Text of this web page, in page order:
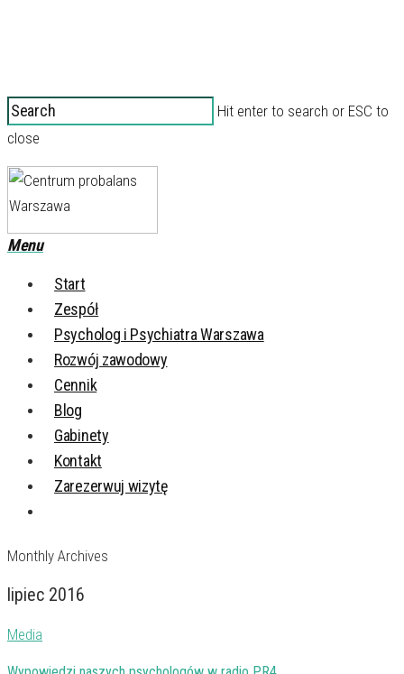
Hit enter to search or ESC to
close
Menu
Start
Zespół
Psycholog i Psychiatra Warszawa
Rozwój zawodowy
Cennik
Blog
Gabinety
Kontakt
Zarezerwuj wizytę
Monthly Archives
lipiec 2016
Media